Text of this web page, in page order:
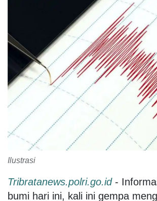
Ilustrasi
Tribratanews.polri.go.id -
bumi hari ini, kali ini gempa